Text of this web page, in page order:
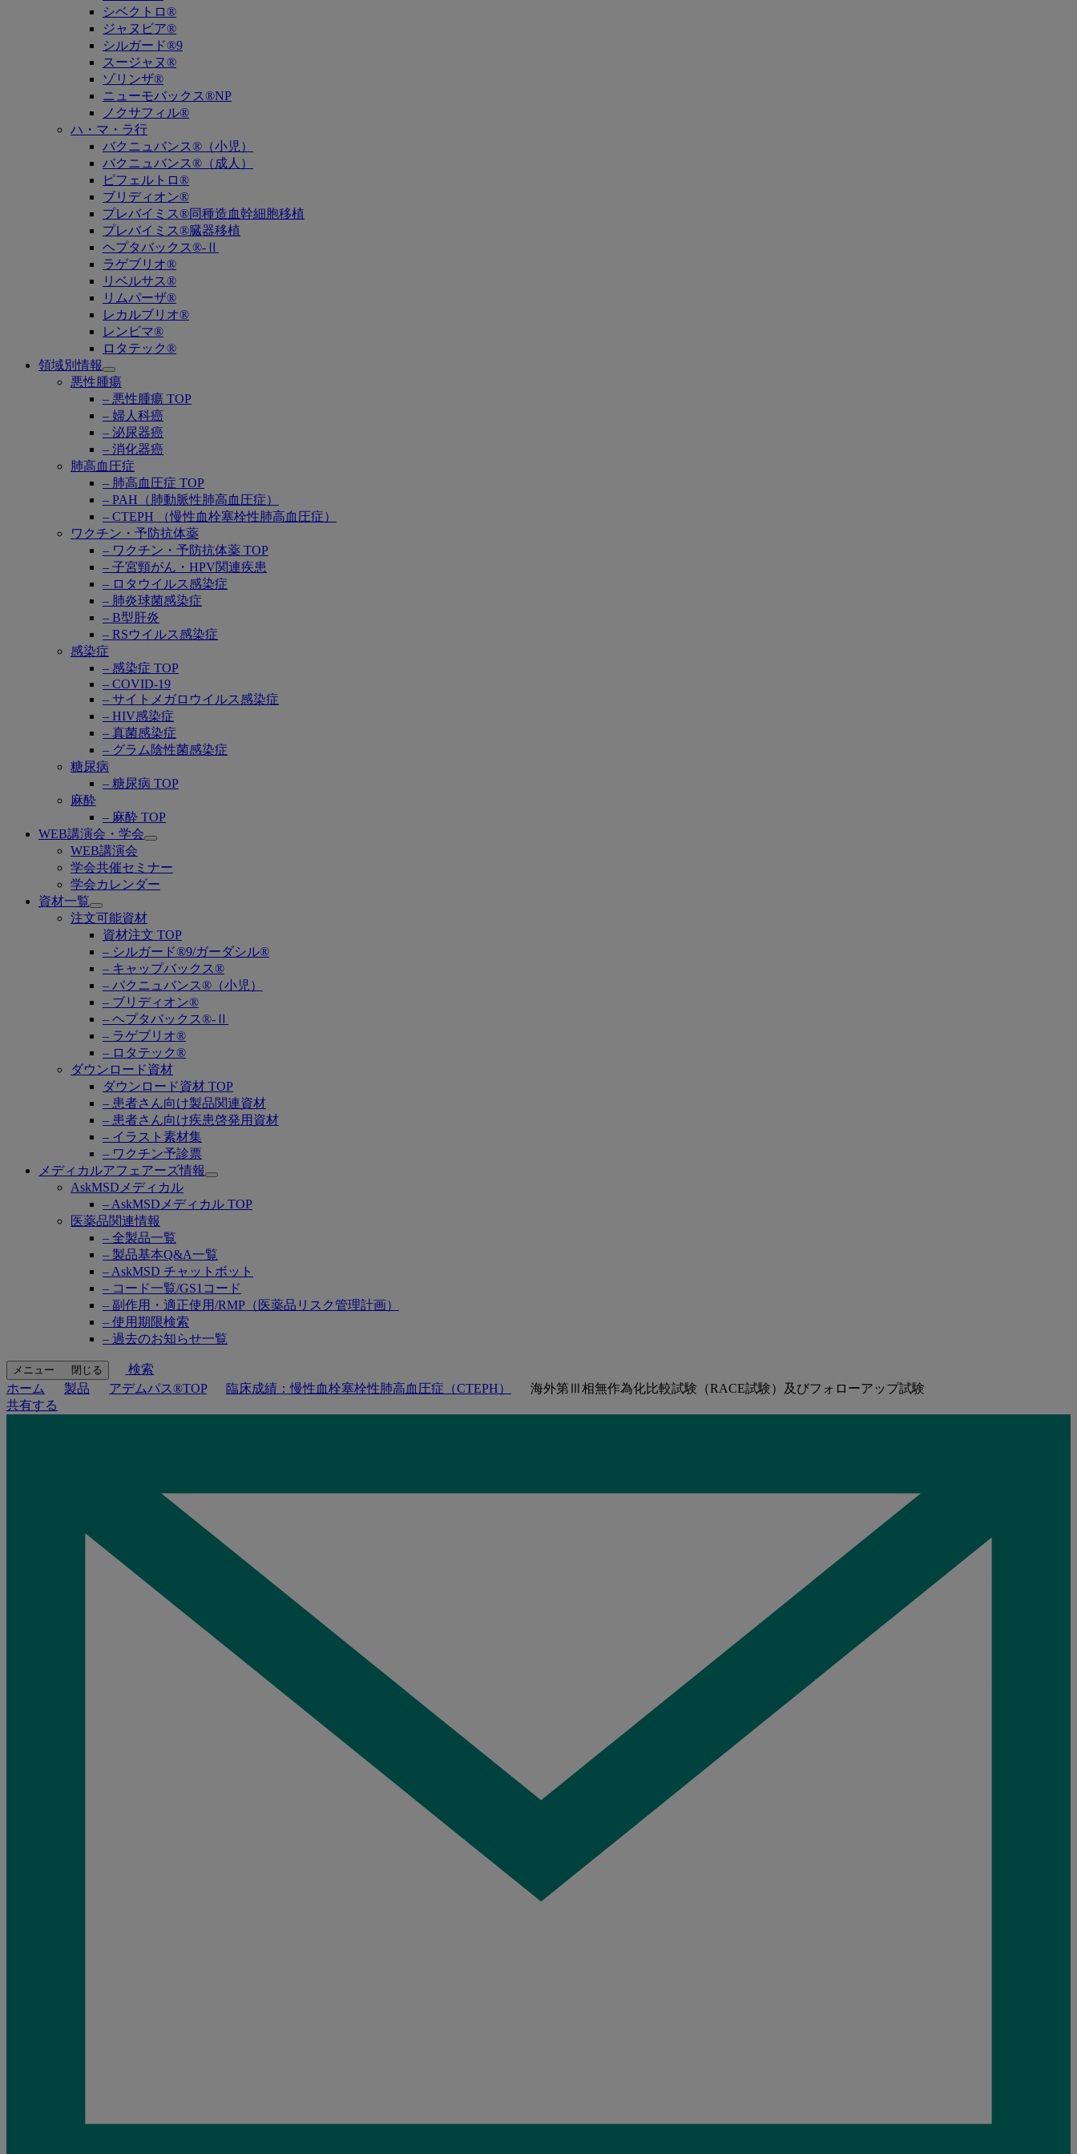
シベクトロ®
ジャヌビア®
シルガード®9
スージャヌ®
ゾリンザ®
ニューモバックス®NP
ノクサフィル®
ハ・マ・ラ行
バクニュバンス®（小児）
バクニュバンス®（成人）
ピフェルトロ®
ブリディオン®
プレバイミス®同種造血幹細胞移植
プレバイミス®臓器移植
ヘプタバックス®-Ⅱ
ラゲブリオ®
リベルサス®
リムパーザ®
レカルブリオ®
レンビマ®
ロタテック®
領域別情報
Open
submenu
悪性腫瘍
– 悪性腫瘍 TOP
– 婦人科癌
– 泌尿器癌
– 消化器癌
肺高血圧症
– 肺高血圧症 TOP
– PAH（肺動脈性肺高血圧症）
– CTEPH （慢性血栓塞栓性肺高血圧症）
ワクチン・予防抗体薬
– ワクチン・予防抗体薬 TOP
– 子宮頸がん・HPV関連疾患
– ロタウイルス感染症
– 肺炎球菌感染症
– B型肝炎
– RSウイルス感染症
感染症
– 感染症 TOP
– COVID-19
– サイトメガロウイルス感染症
– HIV感染症
– 真菌感染症
– グラム陰性菌感染症
糖尿病
– 糖尿病 TOP
麻酔
– 麻酔 TOP
WEB講演会・学会
Open
WEB講演会
学会共催セミナー
学会カレンダー
資材一覧
Open
submenu
注文可能資材
資材注文 TOP
– シルガード®9/ガーダシル®
– キャップバックス®
– バクニュバンス®（小児）
– ブリディオン®
– ヘプタバックス®-Ⅱ
– ラゲブリオ®
– ロタテック®
ダウンロード資材
ダウンロード資材 TOP
– 患者さん向け製品関連資材
– 患者さん向け疾患啓発用資材
– イラスト素材集
– ワクチン予診票
メディカルアフェアーズ情報
Open
AskMSDメディカル
– AskMSDメディカル TOP
医薬品関連情報
– 全製品一覧
– 製品基本Q&A一覧
– AskMSD チャットボット
– コード一覧/GS1コード
– 副作用・適正使用/RMP（医薬品リスク管理計画）
– 使用期限検索
– 過去のお知らせ一覧
メニュー 閉じる
検索
ホーム
製品 アデムパス®TOP 臨床成績：慢性血栓塞栓性肺高血圧症（CTEPH）
海外第Ⅲ相無作為化比較試験（RACE試験）及びフォローアップ試験
共有する